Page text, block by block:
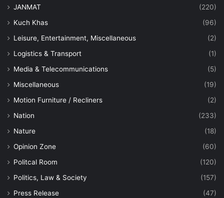
JANMAT
(220)
Kuch Khas
(96)
Leisure, Entertainment, Miscellaneous
(2)
Logistics & Transport
(1)
Media & Telecommunications
(5)
Miscellaneous
(19)
Motion Furniture / Recliners
(2)
Nation
(233)
Nature
(18)
Opinion Zone
(60)
Politcal Room
(120)
Politics, Law & Society
(157)
Press Release
(47)